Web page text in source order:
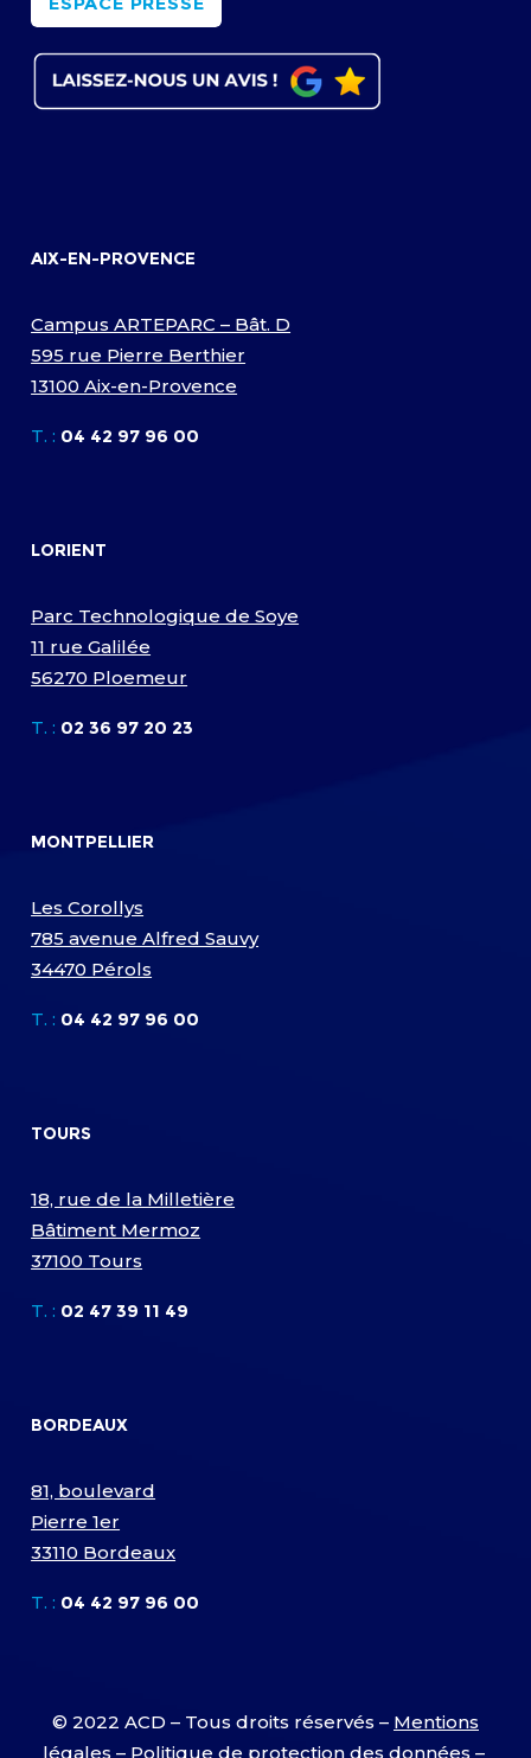
AIX-EN-PROVENCE
Campus ARTEPARC – Bât. D
595 rue Pierre Berthier
13100 Aix-en-Provence
T. : 04 42 97 96 00
LORIENT
Parc Technologique de Soye
11 rue Galilée
56270 Ploemeur
T. : 02 36 97 20 23
MONTPELLIER
Les Corollys
785 avenue Alfred Sauvy
34470 Pérols
T. : 04 42 97 96 00
TOURS
18, rue de la Milletière
Bâtiment Mermoz
37100 Tours
T. : 02 47 39 11 49
BORDEAUX
81, boulevard
Pierre 1er
33110 Bordeaux
T. : 04 42 97 96 00
© 2022 ACD – Tous droits réservés – Mentions
légales – Politique de protection des données –